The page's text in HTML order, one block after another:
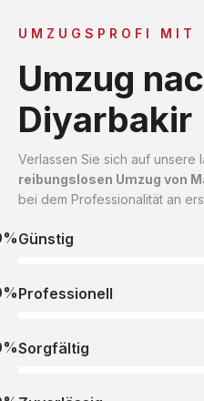
UMZUGSPROFI MIT
Umzug
Diyarbakir
Verlassen Sie sich auf unsere
reibungslosen Umzug von
bei dem Professionalität an
Günstig
Professionell
Sorgfältig